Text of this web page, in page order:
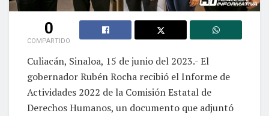
0
COMPARTIDO
Culiacán, Sinaloa, 15 de junio del 2023.- El
gobernador Rubén Rocha recibió el Informe de
Actividades 2022 de la Comisión Estatal de
Derechos Humanos, un documento que adjuntó